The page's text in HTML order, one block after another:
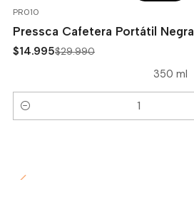
PR010
Pressca Cafetera Portátil Negra
$14.995$29.990
350 ml
Cantidad